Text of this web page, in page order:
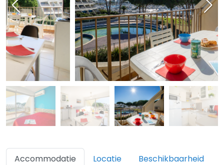
Accommodatie Locatie Beschikbaarheid